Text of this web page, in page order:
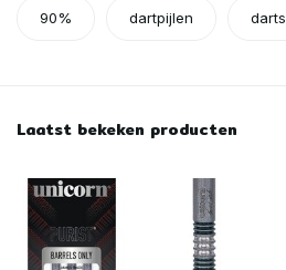
90% dartpijlen darts
Laatst bekeken producten